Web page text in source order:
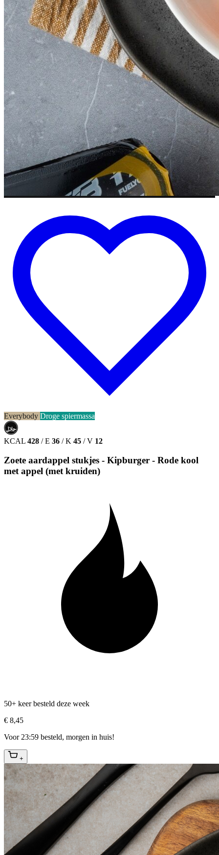
Everybody Droge spiermassa
حلال
HALAL
KCAL 428 / E 36 / K 45 / V 12
Zoete aardappel stukjes - Kipburger - Rode kool
met appel (met kruiden)
50+ keer besteld deze week
€ 8,45
Voor 23:59 besteld, morgen in huis!
+